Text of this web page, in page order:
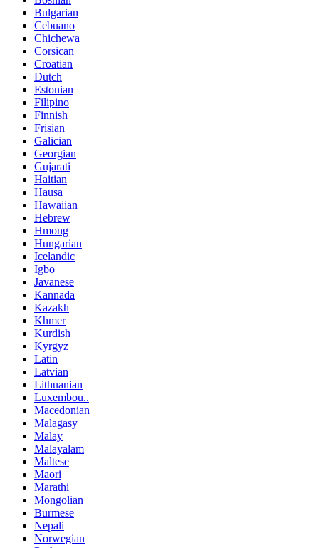
Bulgarian
Cebuano
Chichewa
Corsican
Croatian
Dutch
Estonian
Filipino
Finnish
Frisian
Galician
Georgian
Gujarati
Haitian
Hausa
Hawaiian
Hebrew
Hmong
Hungarian
Icelandic
Igbo
Javanese
Kannada
Kazakh
Khmer
Kurdish
Kyrgyz
Latin
Latvian
Lithuanian
Luxembou..
Macedonian
Malagasy
Malay
Malayalam
Maltese
Maori
Marathi
Mongolian
Burmese
Nepali
Norwegian